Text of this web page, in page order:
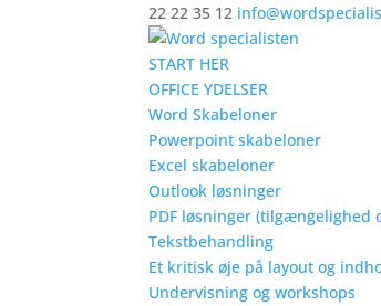
22 22 35 12
START HER
OFFICE YDELSER
Word Skabeloner
Powerpoint skabeloner
Excel skabeloner
Outlook løsninger
PDF løsninger (tilgængelighed
Tekstbehandling
Et kritisk øje på layout og
Undervisning og workshops